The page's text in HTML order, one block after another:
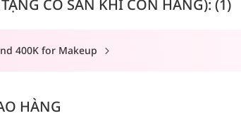
CÓ SẴN KHI CÒN HÀNG): (1)
400K for Makeup
HÀNG